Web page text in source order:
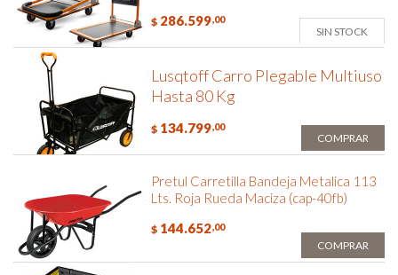
$ 286.599,00
SIN STOCK
Lusqtoff Carro Plegable Multiuso
Hasta 80 Kg
$ 134.799,00
COMPRAR
Pretul Carretilla Bandeja Metalica 113
Lts. Roja Rueda Maciza (cap-40fb)
$ 144.652,00
COMPRAR